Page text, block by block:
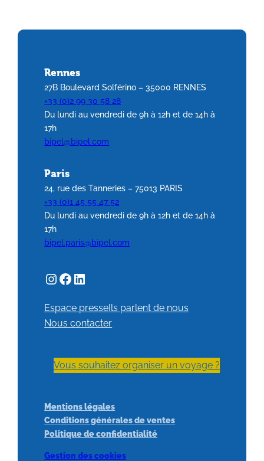
Rennes
27B Boulevard Solférino – 35000 RENNES
+33 (0)2 99 30 58 28
Du lundi au vendredi de 9h à 12h et de 14h à
17h
bipel@bipel.com
Paris
24, rue des Tanneries – 75013 PARIS
+33 (0)1 45 55 47 52
Du lundi au vendredi de 9h à 12h et de 14h à
17h
bipel.paris@bipel.com
Espace presse Ils parlent de nous
Nous contacter
Vous souhaitez organiser un voyage ?
Mentions légales
Conditions générales de ventes
Politique de confidentialité
Gestion des cookies